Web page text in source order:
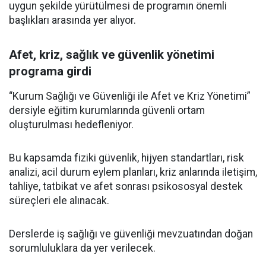
uygun şekilde yürütülmesi de programın önemli
başlıkları arasında yer alıyor.
Afet, kriz, sağlık ve güvenlik yönetimi
programa girdi
“Kurum Sağlığı ve Güvenliği ile Afet ve Kriz Yönetimi”
dersiyle eğitim kurumlarında güvenli ortam
oluşturulması hedefleniyor.
Bu kapsamda fiziki güvenlik, hijyen standartları, risk
analizi, acil durum eylem planları, kriz anlarında iletişim,
tahliye, tatbikat ve afet sonrası psikososyal destek
süreçleri ele alınacak.
Derslerde iş sağlığı ve güvenliği mevzuatından doğan
sorumluluklara da yer verilecek.